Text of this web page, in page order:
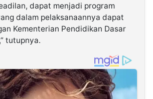
dapat menjadi program
dalam pelaksanaannya dapat
Kementerian Pendidikan Dasar
tutupnya.